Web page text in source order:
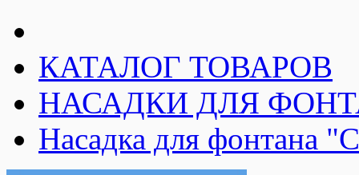
КАТАЛОГ ТОВАРОВ
НАСАДКИ ДЛЯ
Насадка для фонтана